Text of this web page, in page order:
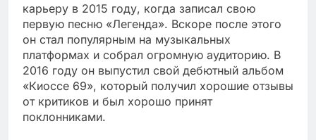
карьеру в 2015 году, когда записал свою
первую песню «Легенда». Вскоре после этого
он стал популярным на музыкальных
платформах и собрал огромную аудиторию. В
2016 году он выпустил свой дебютный альбом
«Киоссе 69», который получил хорошие отзывы
от критиков и был хорошо принят
поклонниками.